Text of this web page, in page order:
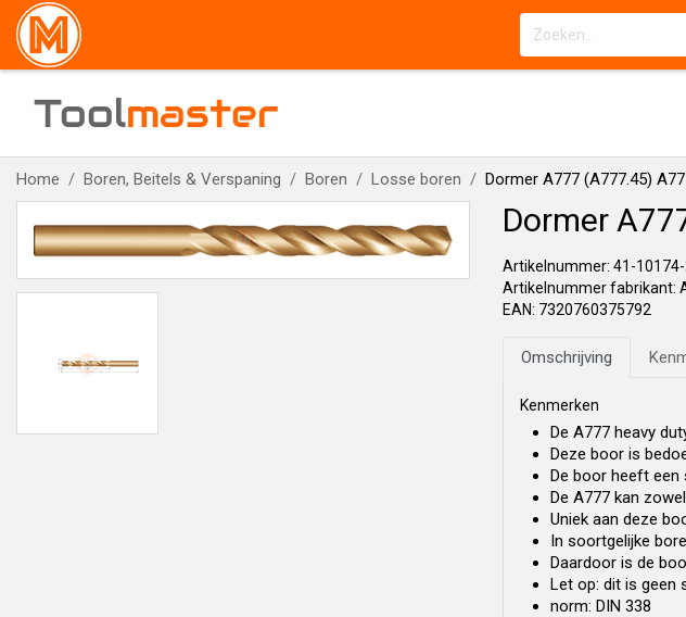
Toolmaster
Home Boren, Beitels & Verspaning Boren Losse boren Dormer A777 (A777.45)
Dormer
Artikelnummer: 41-
Artikelnummer fabrikant:
EAN: 7320760375792
Omschrijving
Kenmerken
De A777 heavy
Deze boor is
De boor heeft een
De A777 kan
Uniek aan deze
In soortgelijke
Daardoor is de
Let op: dit is geen
norm: DIN 338